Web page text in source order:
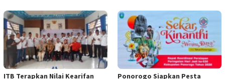
ITB Terapkan Nilai Kearifan
Ponorogo Siapkan Pesta